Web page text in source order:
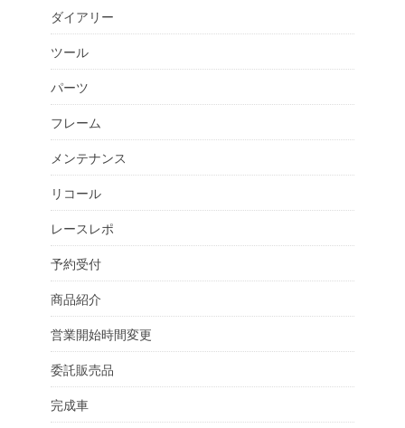
ダイアリー
ツール
パーツ
フレーム
メンテナンス
リコール
レースレポ
予約受付
商品紹介
営業開始時間変更
委託販売品
完成車